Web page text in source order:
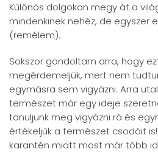
Különös dolgokon megy át a
mindenkinek nehéz, de egyszer
(remélem).
Sokszor gondoltam arra, hogy
megérdemeljük, mert nem
egymásra sem vigyázni. Arra
természet már egy ideje
tanuljunk meg vigyázni rá és
értékeljük a természet csodáit
karantén miatt most már több